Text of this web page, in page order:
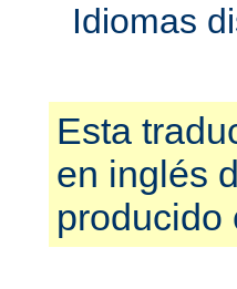
Idiomas
Esta
en inglés
producido